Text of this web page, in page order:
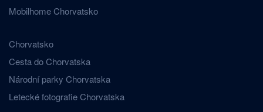
Mobilhome Chorvatsko
Chorvatsko
Cesta do Chorvatska
Národní parky Chorvatska
Letecké fotografie Chorvatska